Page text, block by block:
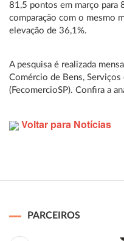
81,5 pontos em março para
comparação com o mesmo
elevação de 36,1%.
A pesquisa é realizada
Comércio de Bens, Serviços
(FecomercioSP). Confira a
Voltar para Notícias
PARCEIROS